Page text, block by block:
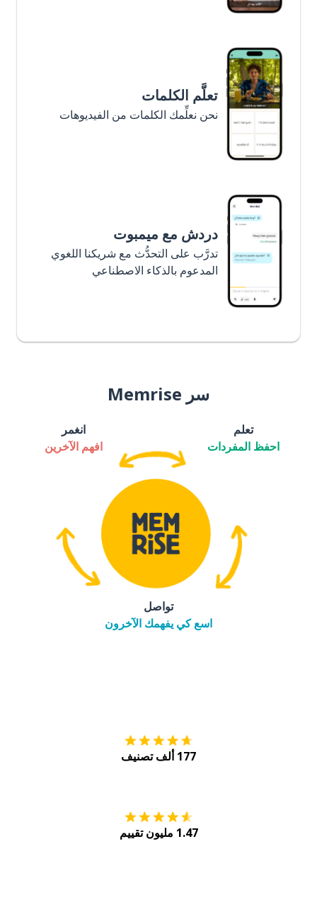
تعلَّم الكلمات
نحن نعلِّمك الكلمات من الفيديوهات
دردش مع ميمبوت
تدرَّب على التحدُّث مع شريكنا اللغوي
المدعوم بالذكاء الاصطناعي
سر Memrise
تعلم
احفظ المفردات
انغمر
افهم الآخرين
تواصل
اسع كي يفهمك الآخرون
177 ألف تصنيف
1.47 مليون تقييم